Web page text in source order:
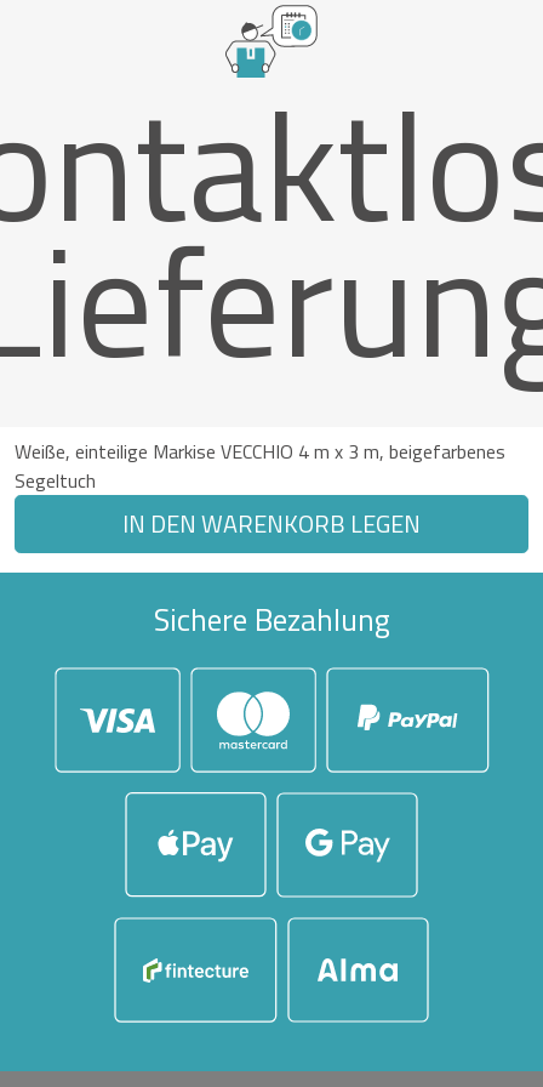
Weiße, einteilige Markise VECCHIO 4 m x 3 m, beigefarbenes
Segeltuch
IN DEN WARENKORB LEGEN
Sichere Bezahlung